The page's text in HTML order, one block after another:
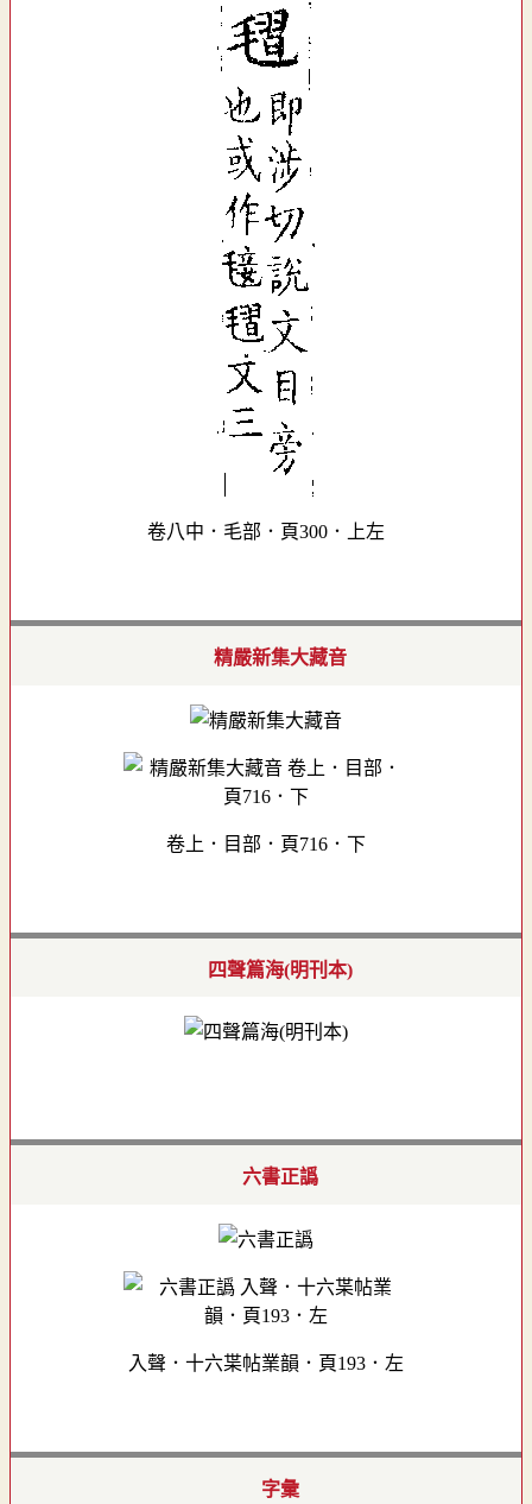
卷八中．毛部．頁300．上左
精嚴新集大藏音
卷上．目部．頁716．下
四聲篇海(明刊本)
六書正譌
入聲．十六枼帖業韻．頁193．左
字彙